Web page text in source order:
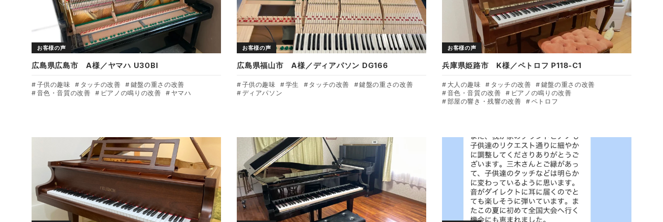
お客様の声
広島県広島市 A様／ヤマハ U30BI
子供の趣味 タッチの改善
鍵盤の重さの改善
音色・音質の改善
ピアノの鳴りの改善 ヤマハ
お客様の声
広島県福山市 A様／ディアパソン DG166
子供の趣味 学生 タッチの改善
鍵盤の重さの改善
ディアパソン
お客様の声
兵庫県姫路市 K様／ペトロフ P118-C1
大人の趣味 タッチの改善
鍵盤の重さの改善
音色・音質の改善
ピアノの鳴りの改善
部屋の響き・残響の改善
ペトロフ